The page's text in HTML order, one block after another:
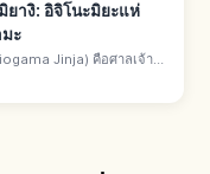
ยางิ: อิจิโนะมิยะแห่
ะ
Jinja) คือศาลเจ้าชิ
มิยะของแคว้นมุตสึ บนอิจิโม
รือ คลอดบุตร JR สายเซ็นเซ